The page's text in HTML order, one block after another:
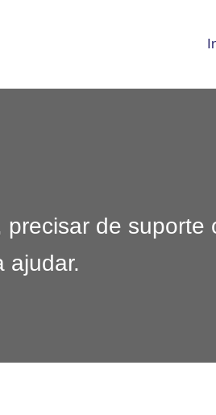
de
ajudar.